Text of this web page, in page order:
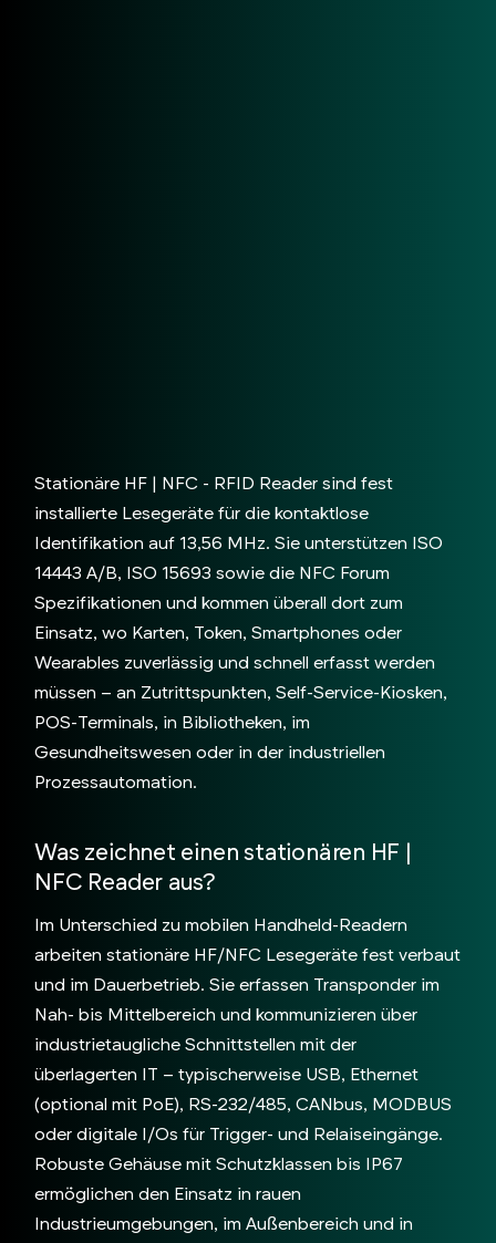
Stationäre HF | NFC - RFID Reader sind fest
installierte Lesegeräte für die kontaktlose
Identifikation auf 13,56 MHz. Sie unterstützen ISO
14443 A/B, ISO 15693 sowie die NFC Forum
Spezifikationen und kommen überall dort zum
Einsatz, wo Karten, Token, Smartphones oder
Wearables zuverlässig und schnell erfasst werden
müssen – an Zutrittspunkten, Self-Service-Kiosken,
POS-Terminals, in Bibliotheken, im
Gesundheitswesen oder in der industriellen
Prozessautomation.
Was zeichnet einen stationären HF |
NFC Reader aus?
Im Unterschied zu mobilen Handheld-Readern
arbeiten stationäre HF/NFC Lesegeräte fest verbaut
und im Dauerbetrieb. Sie erfassen Transponder im
Nah- bis Mittelbereich und kommunizieren über
industrietaugliche Schnittstellen mit der
überlagerten IT – typischerweise USB, Ethernet
(optional mit PoE), RS-232/485, CANbus, MODBUS
oder digitale I/Os für Trigger- und Relaiseingänge.
Robuste Gehäuse mit Schutzklassen bis IP67
ermöglichen den Einsatz in rauen
Industrieumgebungen, im Außenbereich und in